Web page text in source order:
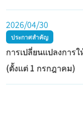
2026/04/30
ประกาศสำคัญ
การเปลี่ยนแปลงการ
(ตั้งแต่ 1 กรกฎาคม)